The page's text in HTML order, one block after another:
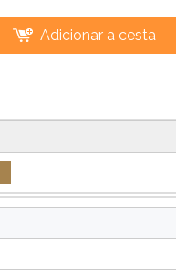
Adicionar a cesta